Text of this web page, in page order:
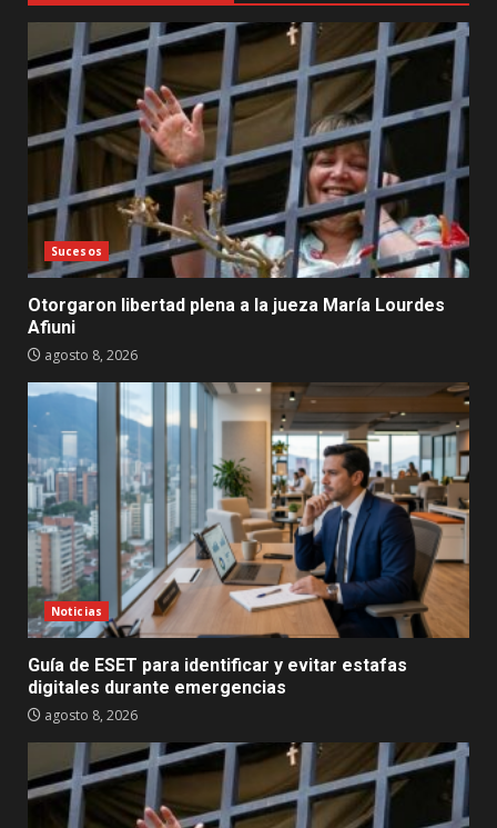
Sucesos
Otorgaron libertad plena a la jueza María Lourdes
Afiuni
agosto 8, 2026
Noticias
Guía de ESET para identificar y evitar estafas
digitales durante emergencias
agosto 8, 2026